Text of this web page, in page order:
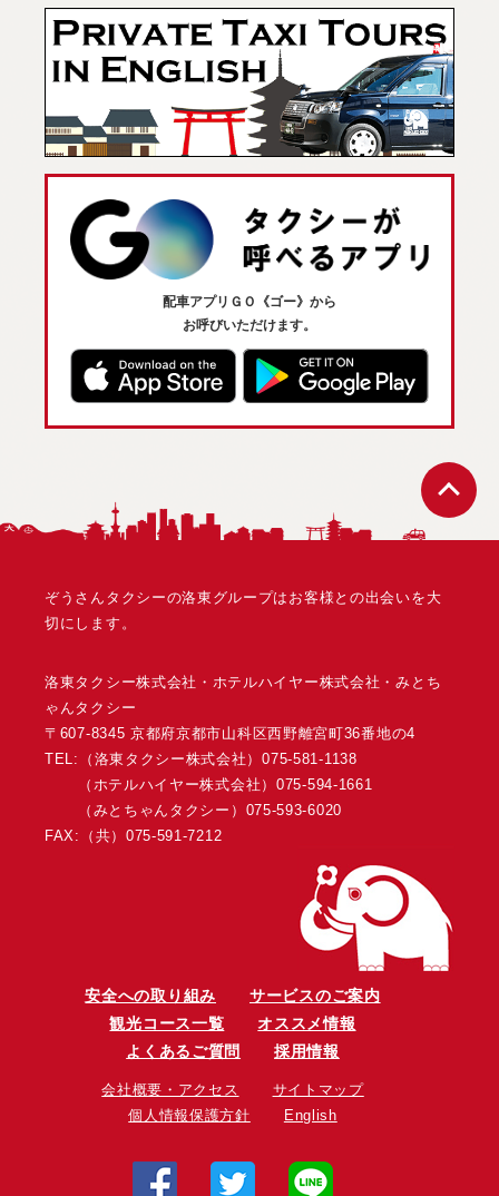
配車アプリＧＯ《ゴー》から
お呼びいただけます。
ぞうさんタクシーの洛東グループはお客様との出会いを大
切にします。
洛東タクシー株式会社・ホテルハイヤー株式会社・みとち
ゃんタクシー
〒607-8345 京都府京都市山科区西野離宮町36番地の4
TEL:（洛東タクシー株式会社）075-581-1138
（ホテルハイヤー株式会社） 075-594-1661
（みとちゃんタクシー） 075-593-6020
FAX:（共）075-591-7212
安全への取り組み
サービスのご案内
観光コース一覧
オススメ情報
よくあるご質問
採用情報
会社概要・アクセス
サイトマップ
個人情報保護方針
English